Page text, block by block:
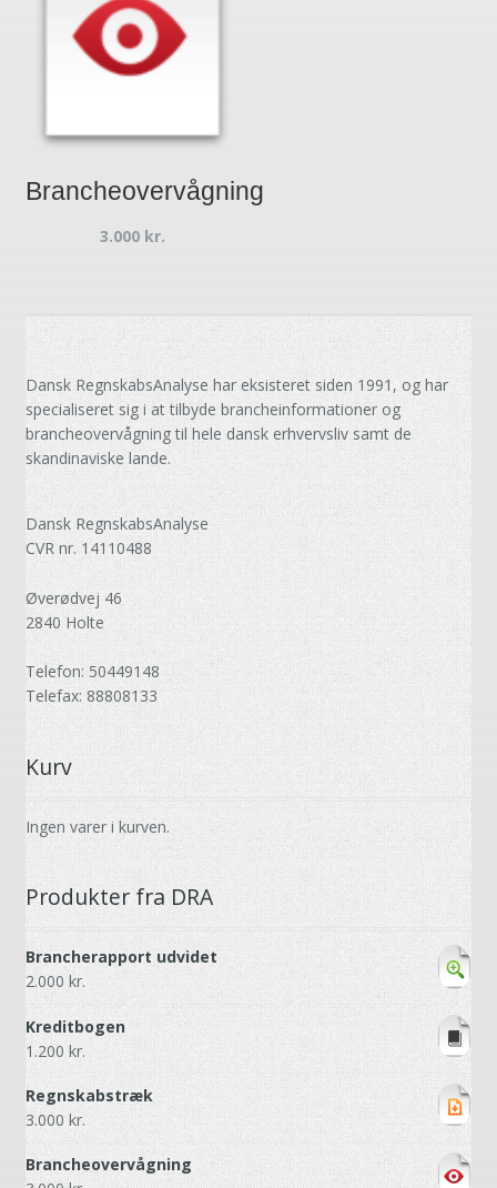
Brancheovervågning
3.000 kr.
Dansk RegnskabsAnalyse har eksisteret siden 1991, og har
specialiseret sig i at tilbyde brancheinformationer og
brancheovervågning til hele dansk erhvervsliv samt de
skandinaviske lande.
Dansk RegnskabsAnalyse
CVR nr. 14110488
Øverødvej 46
2840 Holte
Telefon: 50449148
Telefax: 88808133
Kurv
Ingen varer i kurven.
Produkter fra DRA
Brancherapport udvidet
2.000 kr.
Kreditbogen
1.200 kr.
Regnskabstræk
3.000 kr.
Brancheovervågning